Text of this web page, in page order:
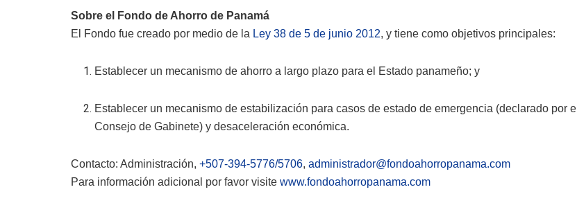
Sobre el Fondo de Ahorro de Panamá
El Fondo fue creado por medio de la Ley 38 de 5 de junio 2012, y tiene como objetivos principales:
Establecer un mecanismo de ahorro a largo plazo para el Estado panameño; y
Establecer un mecanismo de estabilización para casos de estado de emergencia (declarado por el
Consejo de Gabinete) y desaceleración económica.
Contacto: Administración, +507-394-5776/5706, administrador@fondoahorropanama.com
Para información adicional por favor visite www.fondoahorropanama.com